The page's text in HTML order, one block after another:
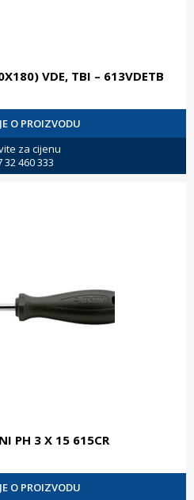
VDE, TBI – 613VDETB
O PROIZVODU
za cijenu
32 460 333
PH 3 X 15 615CR
O PROIZVODU